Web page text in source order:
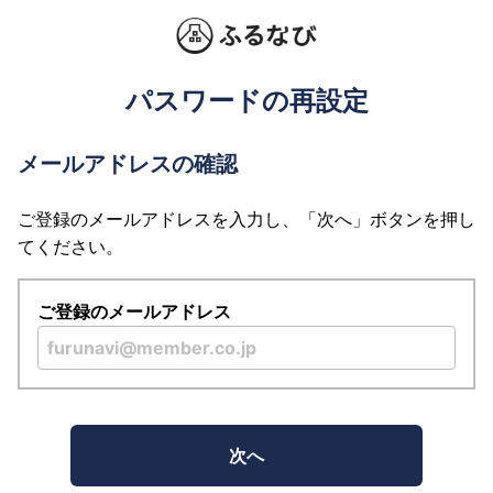
パスワードの再設定
メールアドレスの確認
ご登録のメールアドレスを入力し、「次へ」ボタンを押し
てください。
ご登録のメールアドレス